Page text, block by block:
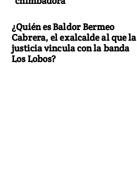
¿Quién es Baldor Bermeo
Cabrera, el exalcalde al que la
justicia vincula con la banda
Los Lobos?